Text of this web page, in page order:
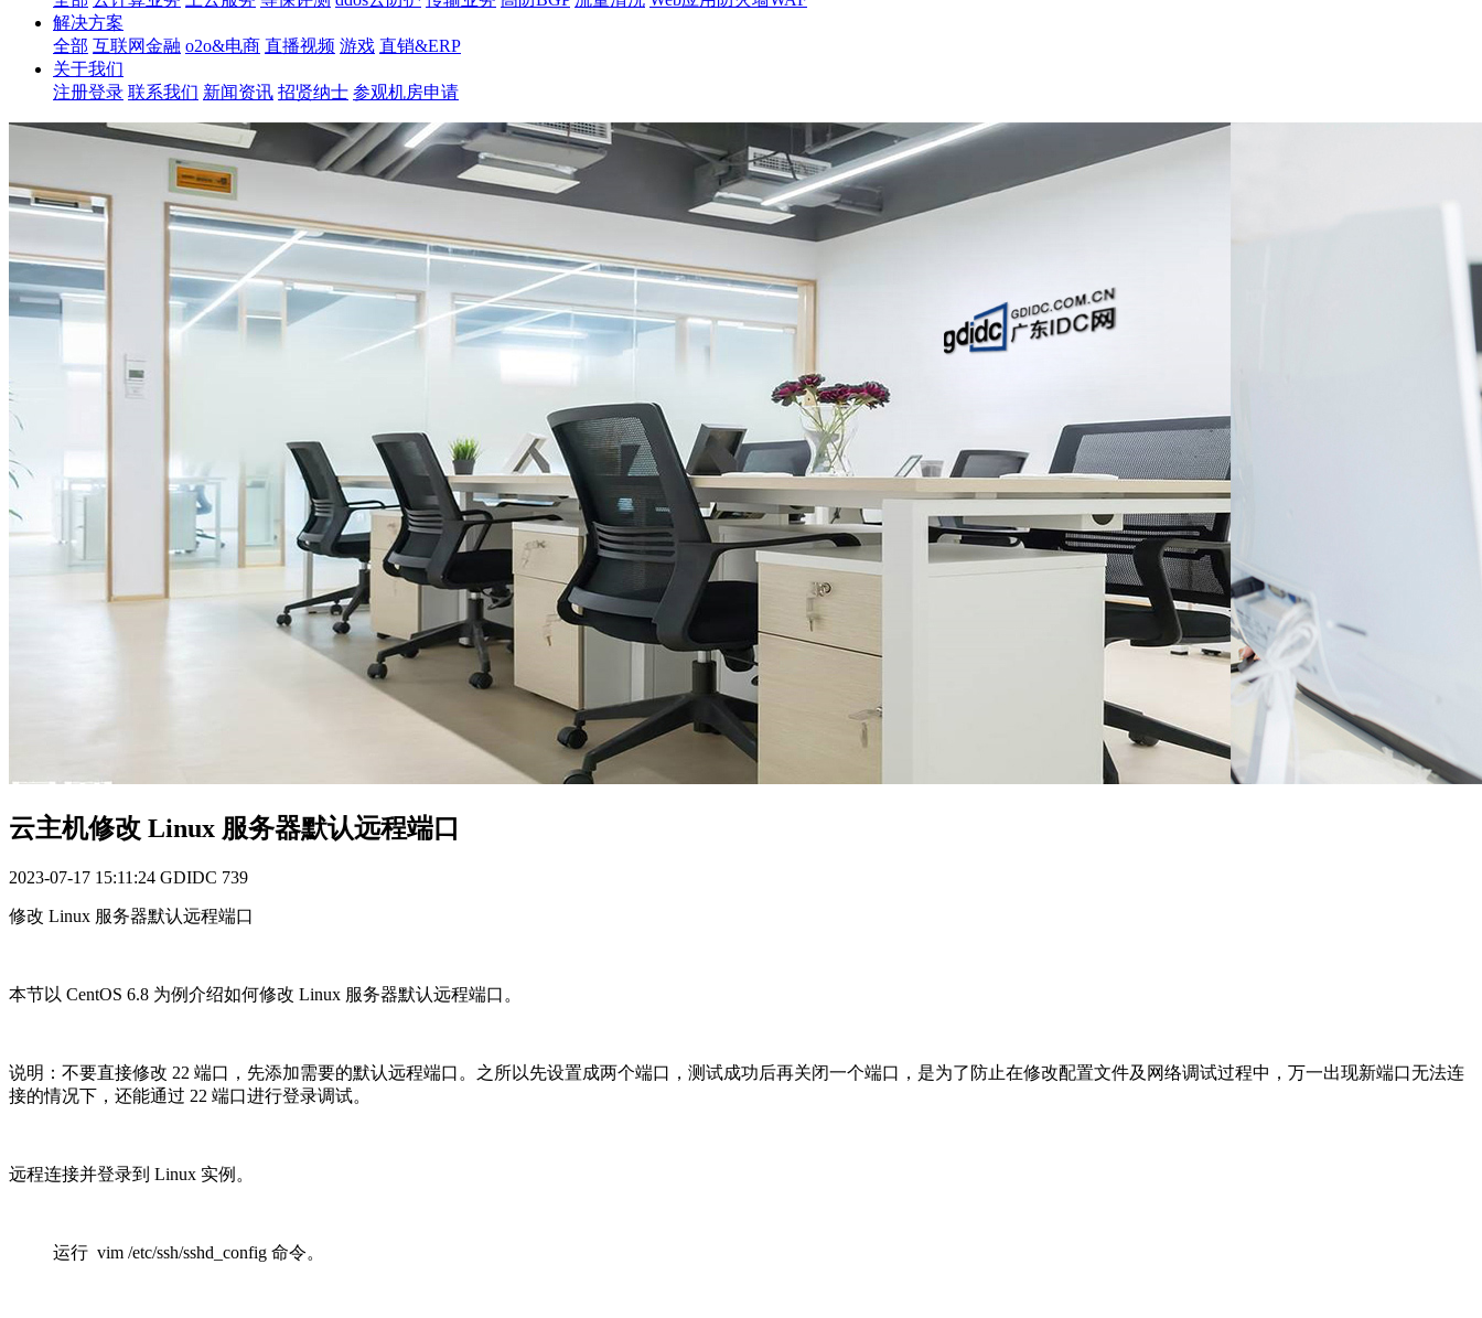
解决方案
全部 互联网金融 o2o&电商 直播视频 游戏 直销&ERP
关于我们
注册登录 联系我们 新闻资讯 招贤纳士 参观机房申请
云主机修改 Linux 服务器默认远程端口
2023-07-17 15:11:24 GDIDC 739
修改 Linux 服务器默认远程端口
本节以 CentOS 6.8 为例介绍如何修改 Linux 服务器默认远程端口。
说明：不要直接修改 22 端口，先添加需要的默认远程端口。之所以先设置成两个端口，测试成功后再关闭一个端口，是为了防止在修改配置文件及网络调试过程中，万一出现新端口无法连
接的情况下，还能通过 22 端口进行登录调试。
远程连接并登录到 Linux 实例。
运行 vim /etc/ssh/sshd_config 命令。